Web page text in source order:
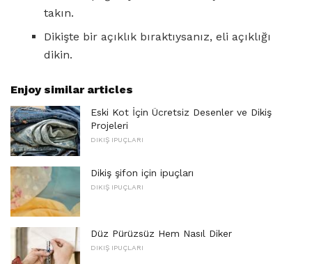
takın.
Dikişte bir açıklık bıraktıysanız, eli açıklığı
dikin.
Enjoy similar articles
Eski Kot İçin Ücretsiz Desenler ve Dikiş
Projeleri
DIKIŞ IPUÇLARI
Dikiş şifon için ipuçları
DIKIŞ IPUÇLARI
Düz Pürüzsüz Hem Nasıl Diker
DIKIŞ IPUÇLARI